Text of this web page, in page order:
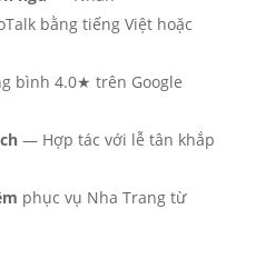
bằng tiếng Việt hoặc
bình 4.0★ trên Google
— Hợp tác với lễ tân khắp
phục vụ Nha Trang từ